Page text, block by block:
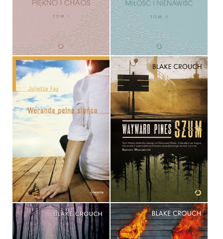
OPRAWA MIĘKKA
54,99 ZŁ
OPRAWA MIĘKKA
54,99 ZŁ
WERANDA PEŁNA
SŁOŃCA
JULIETTE FAY
OPRAWA MIĘKKA
34,90 ZŁ
WAYWARD PINES. SZUM
BLAKE CROUCH
OPRAWA MIĘKKA
34,90 ZŁ